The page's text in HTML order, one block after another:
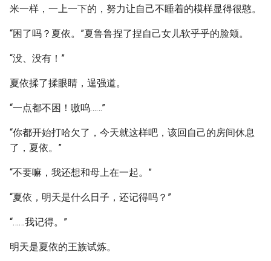
米一样，一上一下的，努力让自己不睡着的模样显得很憨。
“困了吗？夏依。”夏鲁鲁捏了捏自己女儿软乎乎的脸颊。
“没、没有！”
夏依揉了揉眼睛，逞强道。
“一点都不困！嗷呜……”
“你都开始打哈欠了，今天就这样吧，该回自己的房间休息
了，夏依。”
“不要嘛，我还想和母上在一起。”
“夏依，明天是什么日子，还记得吗？”
“……我记得。”
明天是夏依的王族试炼。